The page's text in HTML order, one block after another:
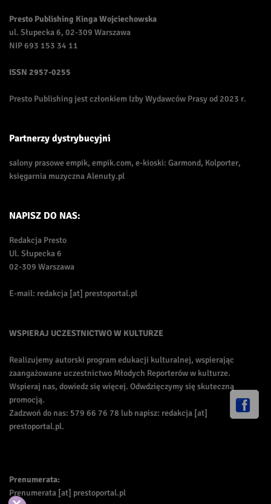
Presto Publishing Kinga Wojciechowska
ul. Słupecka 6, 02-309 Warszawa
NIP 693 153 34 11
ISSN 2957-0255
Presto Publishing jest członkiem Izby Wydawców Prasy od 2023 r.
Partnerzy dystrybucyjni
salony prasowe empik, empik.com, e-kioski: Garmond, Kolporter,
księgarnia muzyczna Alenuty.pl
NAPISZ DO NAS:
Redakcja Presto
Ul. Słupecka 6
02-309 Warszawa
E-mail: redakcja [at] prestoportal.pl
WSPIERAJ UCZESTNICTWO W KULTURZE
Realizujemy autorski program edukacji kulturalnej, wspierając
zaangażowane uczestnictwo Młodych Reporterów w kulturze.
Wspieraj nas, dowiedz się więcej. Odwdzięczymy się skuteczną
promocją.
Zadzwoń do nas: 579 66 76 78 lub napisz: redakcja [at]
prestoportal.pl.
Prenumerata:
Prenumerata [at] prestoportal.pl